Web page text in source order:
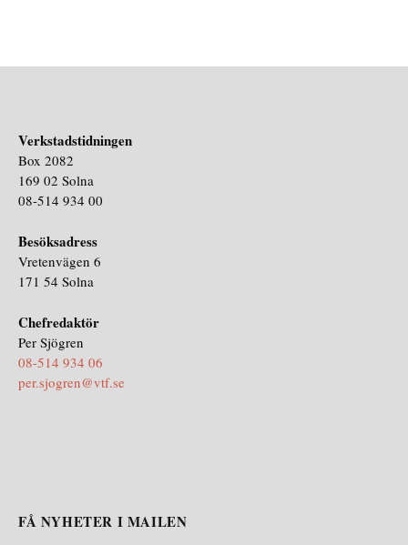
Verkstadstidningen
Box 2082
169 02 Solna
08-514 934 00
Besöksadress
Vretenvägen 6
171 54 Solna
Chefredaktör
Per Sjögren
08-514 934 06
per.sjogren@vtf.se
FÅ NYHETER I MAILEN